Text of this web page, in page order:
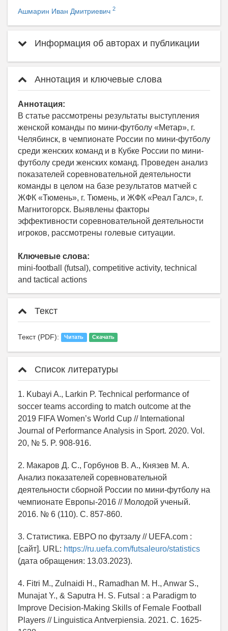
Ашмарин Иван Дмитриевич 2
Информация об авторах и публикации
Аннотация и ключевые слова
Аннотация:
В статье рассмотрены результаты выступления
женской команды по мини-футболу «Метар», г.
Челябинск, в чемпионате России по мини-футболу
среди женских команд и в Кубке России по мини-
футболу среди женских команд. Проведен анализ
показателей соревновательной деятельности
команды в целом на базе результатов матчей с
ЖФК «Тюмень», г. Тюмень, и ЖФК «Реал Галс», г.
Магнитогорск. Выявлены факторы
эффективности соревновательной деятельности
игроков, рассмотрены голевые ситуации.
Ключевые слова:
mini-football (futsal), competitive activity, technical
and tactical actions
Текст
Текст (PDF): Читать Скачать
Список литературы
1. Kubayi A., Larkin P. Technical performance of
soccer teams according to match outcome at the
2019 FIFA Women’s World Cup // International
Journal of Performance Analysis in Sport. 2020. Vol.
20, № 5. P. 908-916.
2. Макаров Д. С., Горбунов В. А., Князев М. А.
Анализ показателей соревновательной
деятельности сборной России по мини-футболу на
чемпионате Европы-2016 // Молодой ученый.
2016. № 6 (110). С. 857-860.
3. Статистика. ЕВРО по футзалу // UEFA.com :
[сайт]. URL: https://ru.uefa.com/futsaleuro/statistics
(дата обращения: 13.03.2023).
4. Fitri M., Zulnaidi H., Ramadhan M. H., Anwar S.,
Munajat Y., & Saputra H. S. Futsal : a Paradigm to
Improve Decision-Making Skills of Female Football
Players // Linguistica Antverpiensia. 2021. С. 1625-